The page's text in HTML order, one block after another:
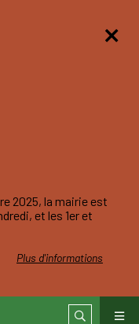
Plus d'informations
2025, la mairie est
et les 1er et